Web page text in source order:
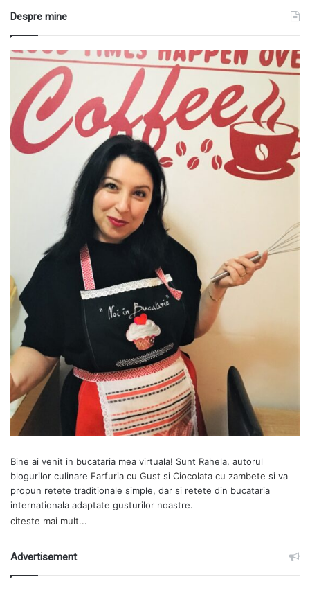
Despre mine
Bine ai venit in bucataria mea virtuala! Sunt Rahela, autorul
blogurilor culinare Farfuria cu Gust si Ciocolata cu zambete si va
propun retete traditionale simple, dar si retete din bucataria
internationala adaptate gusturilor noastre.
citeste mai mult...
Advertisement